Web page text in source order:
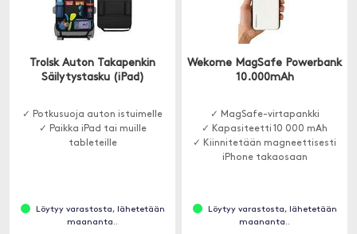
Trolsk Auton Takapenkin
Säilytystasku (iPad)
✓ Potkusuoja auton istuimelle
✓ Paikka iPad tai muille
tableteille
Löytyy varastosta, lähetetään
maananta..
Wekome MagSafe Powerbank
10.000mAh
✓ MagSafe-virtapankki
✓ Kapasiteetti 10 000 mAh
✓ Kiinnitetään magneettisesti
iPhone takaosaan
Löytyy varastosta, lähetetään
maananta..